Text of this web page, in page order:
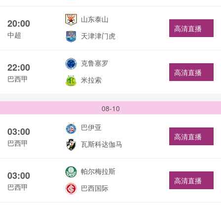
20:00
中超
山东泰山
天津津门虎
高清直播
22:00
巴西甲
克鲁塞罗
米拉索
高清直播
08-10
03:00
巴西甲
巴伊亚
瓦斯科达伽马
高清直播
03:00
巴西甲
帕尔梅拉斯
巴西国际
高清直播